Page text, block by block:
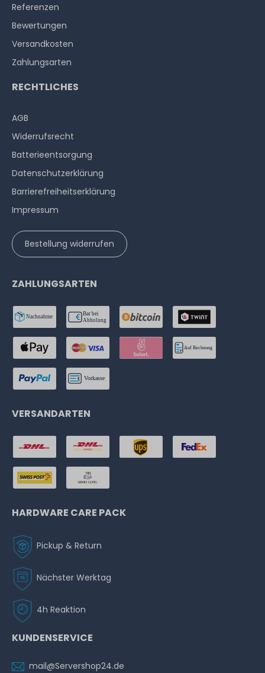
Referenzen
Bewertungen
Versandkosten
Zahlungsarten
RECHTLICHES
AGB
Widerrufs­recht
Batterieentsorgung
Datenschutzerklärung
Barrierefreiheitserklärung
Impressum
Bestellung widerrufen
ZAHLUNGSARTEN
VERSANDARTEN
HARDWARE CARE PACK
Pickup & Return
Nächster Werktag
4h Reaktion
KUNDENSERVICE
mail@Servershop24.de